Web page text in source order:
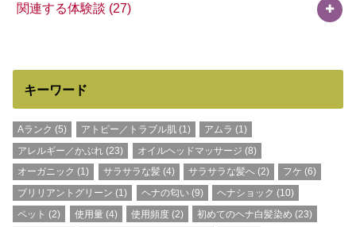
関連する体験談 (27)
キーワード
Aランク (5) アトピー／トラブル肌(1) アムラ (1)
アレルギー／かぶれ (23) オイルヘッドマッサージ (8)
オーガニック (1) サラサラな髪(4) サラサラな髪へ(2) フケ (6)
ブリリアントグリーン (1) ヘナの匂い(9) ヘナショック (10)
ペット (2) 使用量(4) 使用頻度(2) 初めてのヘナ白髪染め (23)